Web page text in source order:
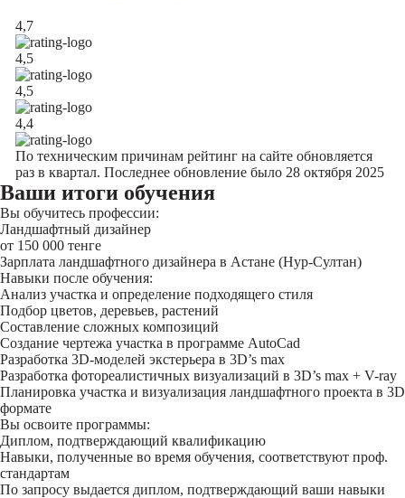
4,7
4,5
4,5
4,4
По техническим причинам рейтинг на сайте обновляется
раз в квартал. Последнее обновление было 28 октября 2025
Ваши итоги обучения
Вы обучитесь профессии:
Ландшафтный дизайнер
от 150 000 тенге
Зарплата ландшафтного дизайнера в Астане (Нур-Султан)
Навыки после обучения:
Анализ участка и определение подходящего стиля
Подбор цветов, деревьев, растений
Составление сложных композиций
Создание чертежа участка в программе AutoCad
Разработка 3D-моделей экстерьера в 3D’s max
Разработка фотореалистичных визуализаций в 3D’s max + V-ray
Планировка участка и визуализация ландшафтного проекта в 3D
формате
Вы освоите программы:
Диплом, подтверждающий квалификацию
Навыки, полученные во время обучения, соответствуют проф.
стандартам
По запросу выдается диплом, подтверждающий ваши навыки